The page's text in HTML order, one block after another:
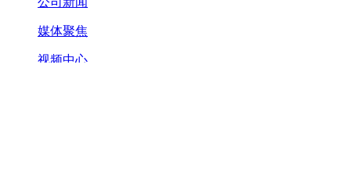
媒体聚焦
视频中心